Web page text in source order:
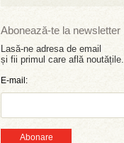
Abonează-te la newsletter
Lasă-ne adresa de email
și fii primul care află noutățile.
E-mail:
Abonare